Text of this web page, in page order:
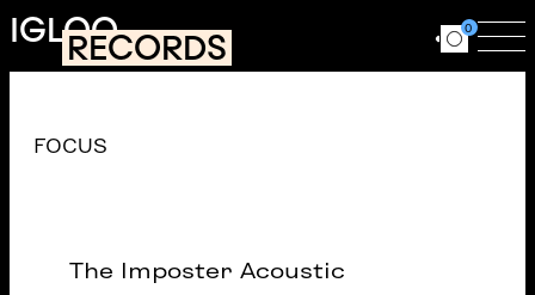
Aller au contenu principal
IGLOORECORDS Ouvrir le
0
FOCUS
The Imposter Acoustic